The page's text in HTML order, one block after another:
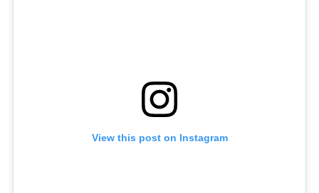
View this post on Instagram